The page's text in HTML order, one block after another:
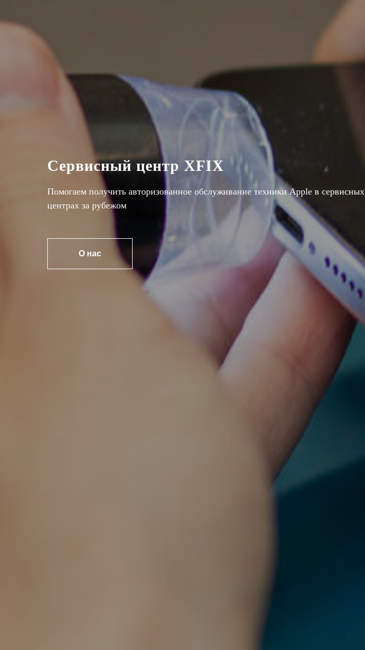
Сервисный центр XFIX
Помогаем получить авторизованное обслуживание техники Apple в сервисных
центрах за рубежом
О нас